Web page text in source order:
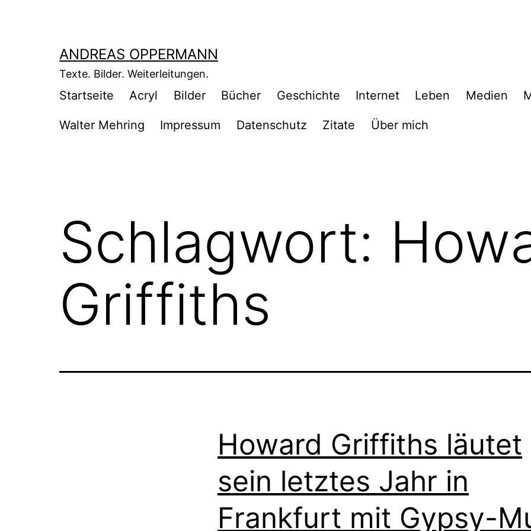
ANDREAS OPPERMANN
Texte. Bilder. Weiterleitungen.
Startseite Acryl Bilder Bücher Geschichte Internet Leben Medien
Walter Mehring Impressum Datenschutz Zitate Über mich
Schlagwort:
Griffiths
Howard Griffiths läutet
sein letztes Jahr in
Frankfurt mit Gypsy-